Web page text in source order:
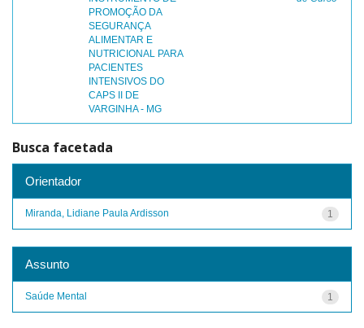
PROMOÇÃO DA
SEGURANÇA
ALIMENTAR E
NUTRICIONAL PARA
PACIENTES
INTENSIVOS DO
CAPS II DE
VARGINHA - MG
Busca facetada
Orientador
1
Miranda, Lidiane Paula Ardisson
Assunto
1
Saúde Mental